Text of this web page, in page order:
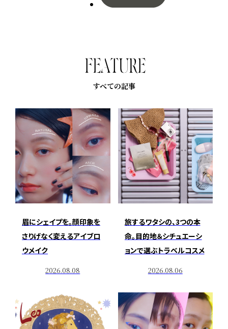
FEAT URE
すべての記事
眉にシェイプを。顔印象を
さりげなく変えるアイブロ
ウメイク
2026.08.08
旅するワタシの、3つの本
命。目的地＆シチュエーシ
ョンで選ぶトラベルコスメ
2026.08.06